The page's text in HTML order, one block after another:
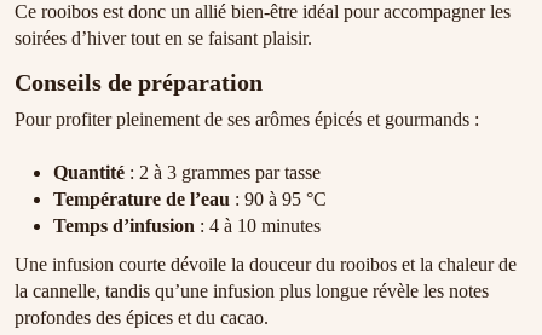
Ce rooibos est donc un allié bien-être idéal pour accompagner les
soirées d’hiver tout en se faisant plaisir.
Conseils de préparation
Pour profiter pleinement de ses arômes épicés et gourmands :
Quantité : 2 à 3 grammes par tasse
Température de l’eau : 90 à 95 °C
Temps d’infusion : 4 à 10 minutes
Une infusion courte dévoile la douceur du rooibos et la chaleur de
la cannelle, tandis qu’une infusion plus longue révèle les notes
profondes des épices et du cacao.